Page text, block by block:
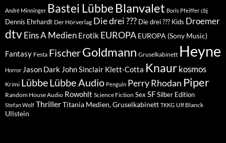
André Minninger Bastei Lübbe Blanvalet Boris Pfeiffer cbj
Dennis Ehrhardt Der Hörverlag Die drei ??? Die drei ??? Kids Droemer
dtvEins A Medien Erotik EUROPA EUROPA (Sony Music)
Fantasy Festa FischerGoldmann Gruselkabinett Heyne
Horror Jason Dark John Sinclair Klett-Cotta Knaur kosmos
Krimi LübbeLübbe Audio Penguin Perry Rhodan Piper
Random House Audio Rowohlt Science Fiction Sex SFSilber Edition
Stefan Wolf ThrillerTitania Medien, Gruselkabinett TKKG Ulf Blanck
Ullstein